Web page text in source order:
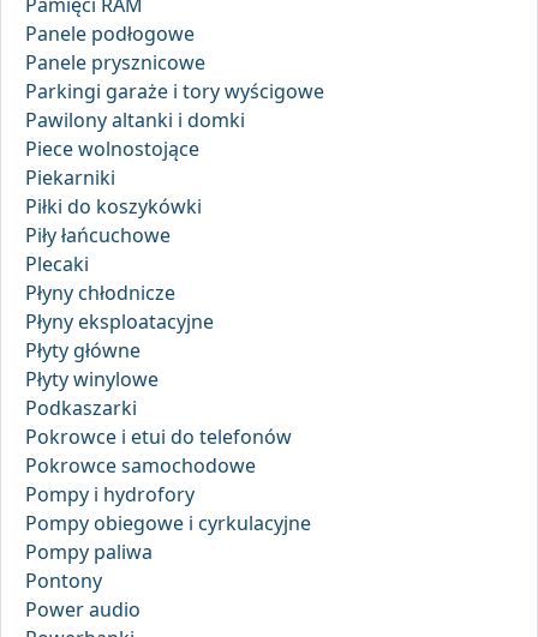
Panele podłogowe
Panele prysznicowe
Parkingi garaże i tory wyścigowe
Pawilony altanki i domki
Piece wolnostojące
Piekarniki
Piłki do koszykówki
Piły łańcuchowe
Plecaki
Płyny chłodnicze
Płyny eksploatacyjne
Płyty główne
Płyty winylowe
Podkaszarki
Pokrowce i etui do telefonów
Pokrowce samochodowe
Pompy i hydrofory
Pompy obiegowe i cyrkulacyjne
Pompy paliwa
Pontony
Power audio